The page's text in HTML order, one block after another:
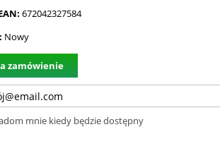
672042327584
Nowy
zamówienie
mnie kiedy będzie dostępny